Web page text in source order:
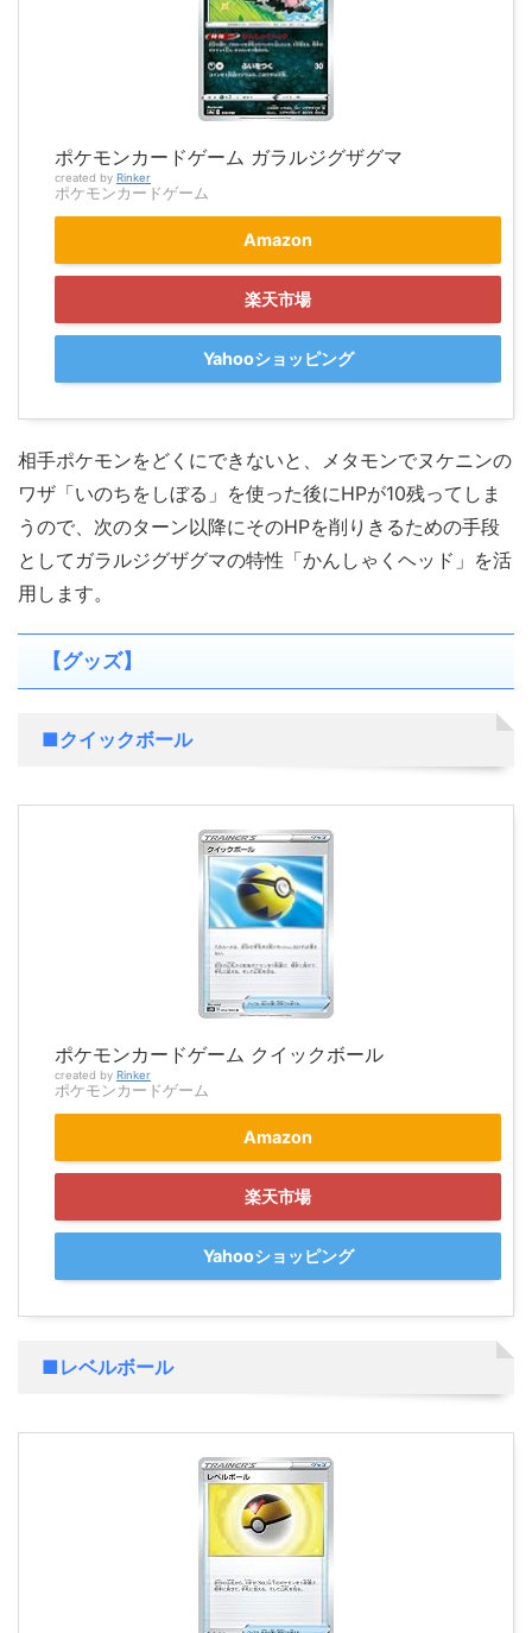
ポケモンカードゲーム ガラルジグザグマ
created by Rinker
ポケモンカードゲーム
Amazon
楽天市場
Yahooショッピング
相手ポケモンをどくにできないと、メタモンでヌケニンの
ワザ「いのちをしぼる」を使った後にHPが10残ってしま
うので、次のターン以降にそのHPを削りきるための手段
としてガラルジグザグマの特性「かんしゃくヘッド」を活
用します。
【グッズ】
■クイックボール
ポケモンカードゲーム クイックボール
created by Rinker
ポケモンカードゲーム
Amazon
楽天市場
Yahooショッピング
■レベルボール